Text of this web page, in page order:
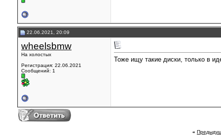
22.06.2021, 20:09
wheelsbmw
На холостых
Регистрация: 22.06.2021
Сообщений: 1
Тоже ищу такие диски, только в
«